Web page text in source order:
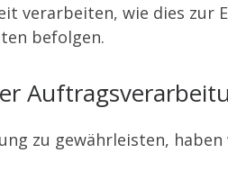
verarbeiten, wie dies
befolgen.
zu gewährleisten,